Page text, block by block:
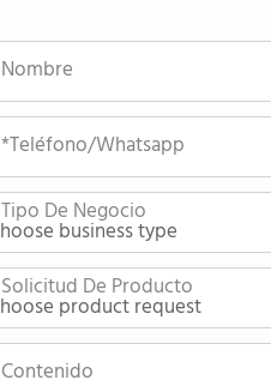
Nombre
*teléfono/whatsapp
Tipo De Negocio
Solicitud De Producto
Contenido